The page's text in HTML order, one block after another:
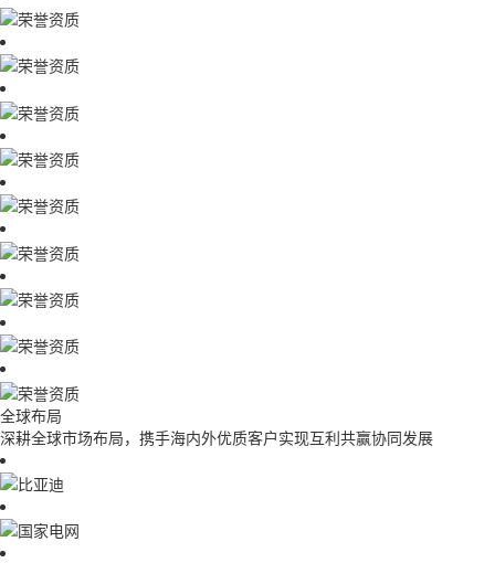
全球布局
深耕全球市场布局，携手海内外优质客户实现互利共赢协同发展